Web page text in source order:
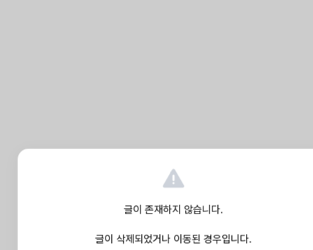
글이 존재하지 않습니다.
글이 삭제되었거나 이동된 경우입니다.